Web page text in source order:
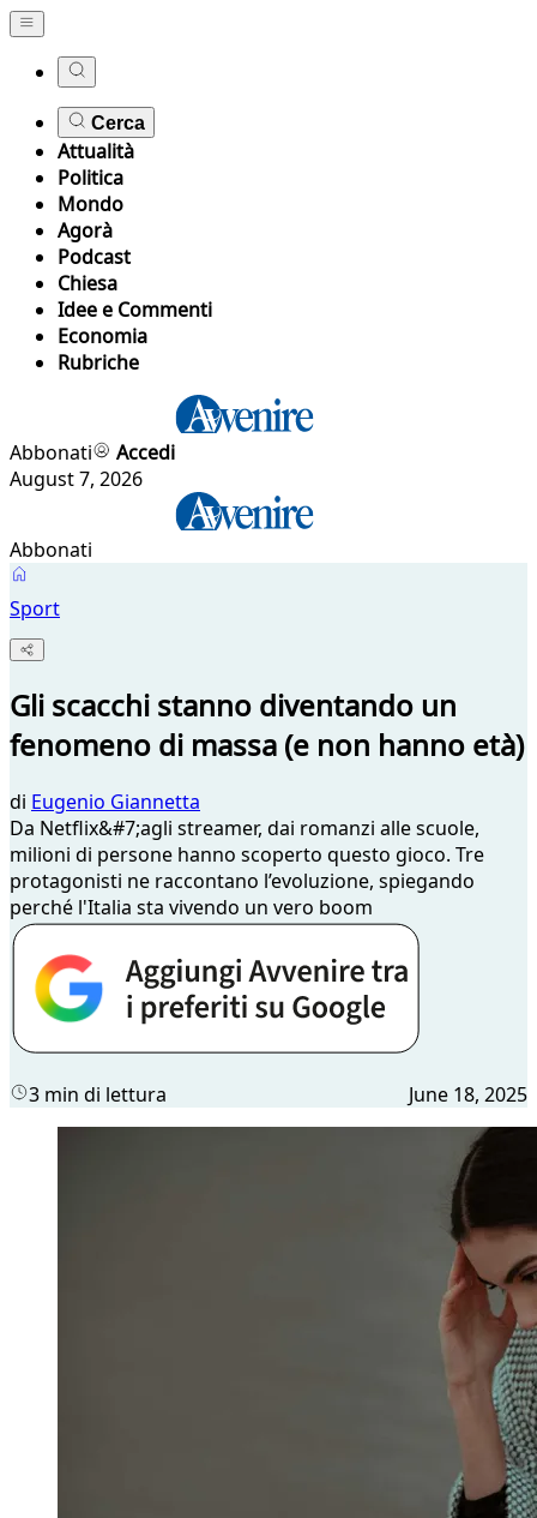
Cerca
Attualità
Politica
Mondo
Agorà
Podcast
Chiesa
Idee e Commenti
Economia
Rubriche
Abbonati
Accedi
August 7, 2026
Abbonati
Sport
Gli scacchi stanno diventando un
fenomeno di massa (e non hanno età)
di Eugenio Giannetta
Da Netflix&#7;agli streamer, dai romanzi alle scuole,
milioni di persone hanno scoperto questo gioco. Tre
protagonisti ne raccontano l’evoluzione, spiegando
perché l'Italia sta vivendo un vero boom
3 min di lettura June 18, 2025